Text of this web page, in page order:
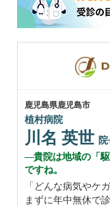
鹿児島県鹿児島市
植村病院
川名 英世
貴院は地域の「
ですね。
「どんな病気やケ
まずに年中無休で診